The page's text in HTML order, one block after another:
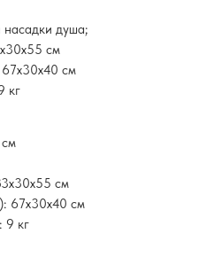
насадки душа;
см
см
кг
см
67х30х40 см
9 кг